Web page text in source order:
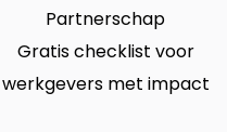
Partnerschap
Gratis checklist voor
werkgevers met impact